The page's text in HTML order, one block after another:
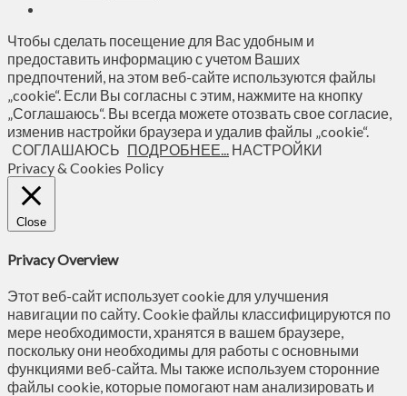
Чтобы сделать посещение для Вас удобным и
предоставить информацию с учетом Ваших
предпочтений, на этом веб-сайте используются файлы
„cookie“. Если Вы согласны с этим, нажмите на кнопку
„Соглашаюсь“. Вы всегда можете отозвать свое согласие,
изменив настройки браузера и удалив файлы „cookie“.
СОГЛАШАЮСЬ ПОДРОБНЕЕ...
НАСТРОЙКИ
Privacy & Cookies Policy
Close
Privacy Overview
Этот веб-сайт использует cookie для улучшения
навигации по сайту. Сookie файлы классифицируются по
мере необходимости, хранятся в вашем браузере,
поскольку они необходимы для работы с основными
функциями веб-сайта. Мы также используем сторонние
файлы cookie, которые помогают нам анализировать и